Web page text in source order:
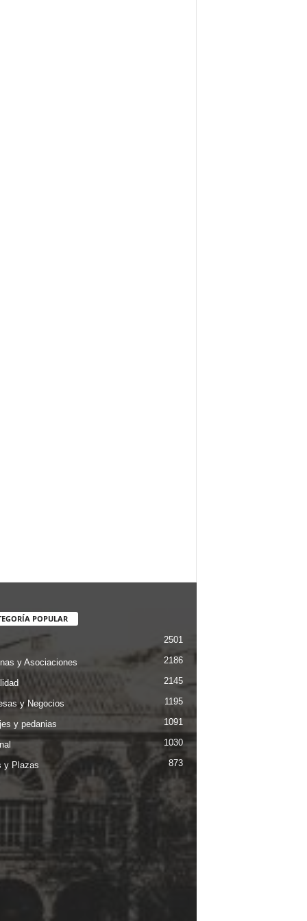
POPULAR
2501
y Asociaciones 2186
2145
y Negocios 1195
y pedanias 1091
1030
y Plazas 873